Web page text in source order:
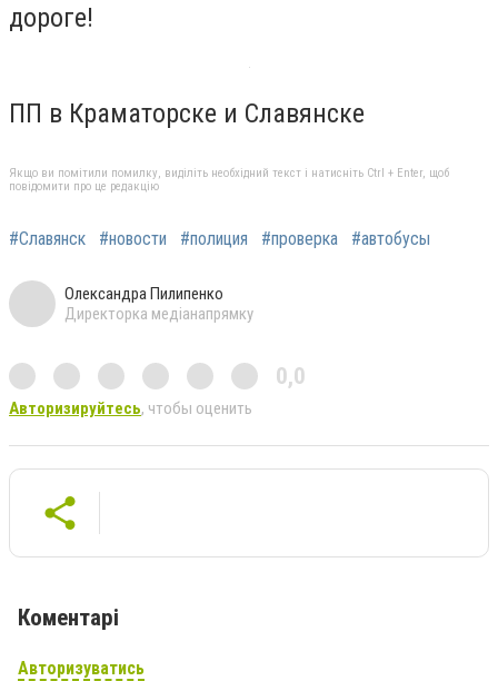
дороге!
ПП в Краматорске и Славянске
Якщо ви помітили помилку, виділіть необхідний текст і натисніть Ctrl + Enter, щоб
повідомити про це редакцію
#Славянск #новости #полиция #проверка #автобусы
Олександра Пилипенко
Директорка медіанапрямку
0,0
Авторизируйтесь, чтобы оценить
Коментарі
Авторизуватись